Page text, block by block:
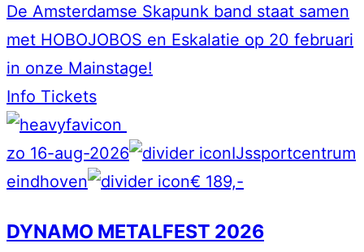
De Amsterdamse Skapunk band staat samen
met HOBOJOBOS en Eskalatie op 20 februari
in onze Mainstage!
Info Tickets
zo 16-aug-2026
IJssportcentrum
eindhoven
€ 189,-
DYNAMO METALFEST 2026